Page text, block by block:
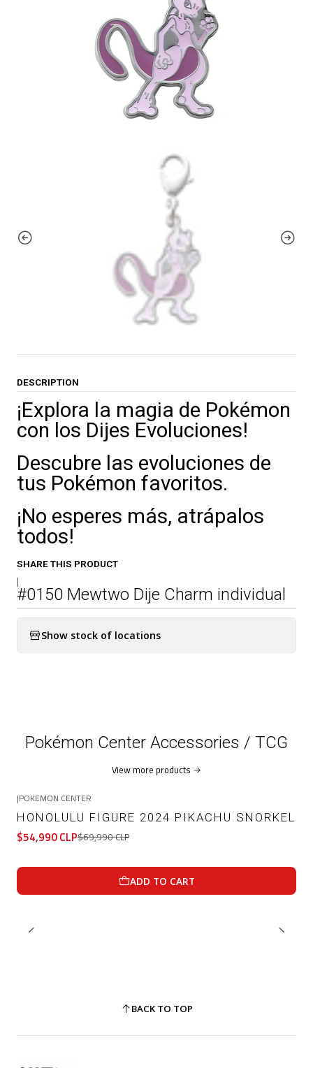
DESCRIPTION
¡Explora la magia de Pokémon
con los Dijes Evoluciones!
Descubre las evoluciones de
tus Pokémon favoritos.
¡No esperes más, atrápalos
todos!
SHARE THIS PRODUCT
|
#0150 Mewtwo Dije Charm individual
Show stock of locations
Pokémon Center Accessories / TCG
View more products
|POKEMON CENTER
HONOLULU FIGURE 2024 PIKACHU SNORKEL
$54,990 CLP$69,990 CLP
ADD TO CART
BACK TO TOP